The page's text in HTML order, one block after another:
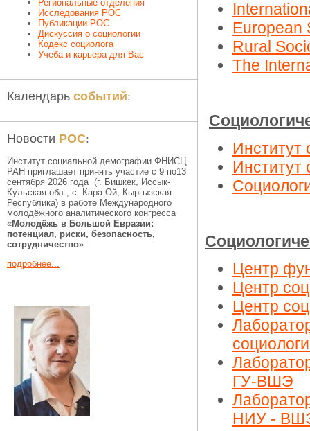
Региональные отделения
Исследования РОС
Публикации РОС
Дискуссия о социологии
Кодекс социолога
Учеба и карьера для Вас
Календарь событий:
Новости РОС:
Институт социальной демографии ФНИСЦ
РАН приглашает принять участие с 9 по13
сентября 2026 года (г. Бишкек, Иссык-
Кульская обл., c. Кара-Ой, Кыргызская
Республика) в работе Международного
молодёжного аналитического конгресса
«Молодёжь в Большой Евразии:
потенциал, риски, безопасность,
сотрудничество».
подробнее...
European
Rural
The
Институт
Институт
Центр
Центр
Центр
ГУ-ВШЭ
НИУ - ВШЭ